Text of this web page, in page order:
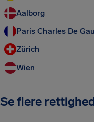
Aalborg
Paris Charles De
Zürich
Wien
Se flere